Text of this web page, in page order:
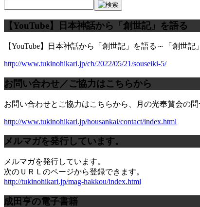
【YouTube】日本神話から「創世記」を語る
【YouTube】日本神話から「創世記」を語る～「創世
http://www.tukinohikari.jp/ch/2022/05/21/souseiki-5/
お問い合わせ／ご協力はこちらから
お問い合わせとご協力はこちらから、月の光奉賛会の問
http://www.tukinohikari.jp/housankai/contact/index.html
メルマガを発行しています。
メルマガを発行しています。
次のＵＲＬのページから登録できます。
http://tukinohikari.jp/mag-hakkou/index.html
成田亨の電子書籍